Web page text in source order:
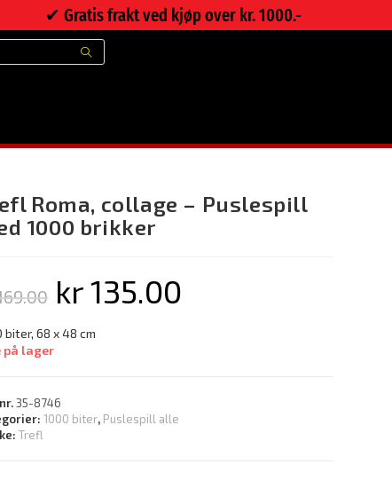
✔︎ Gratis frakt ved kjøp over kr. 1000.-
Roma, collage – Puslespill
1000 brikker
kr135.00
biter, 68 x 48 cm
på lager
35-8746
1000 biter, Puslespill alle
Trefl